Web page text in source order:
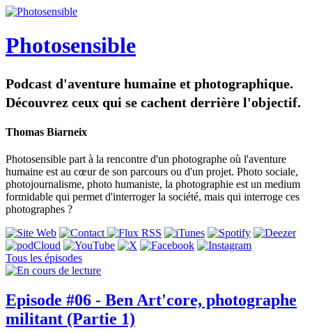
Photosensible
Podcast d'aventure humaine et photographique.
Découvrez ceux qui se cachent derrière l'objectif.
Thomas Biarneix
Photosensible part à la rencontre d'un photographe où l'aventure
humaine est au cœur de son parcours ou d'un projet. Photo sociale,
photojournalisme, photo humaniste, la photographie est un medium
formidable qui permet d'interroger la société, mais qui interroge ces
photographes ?
Tous les épisodes
Episode #06 - Ben Art'core, photographe
militant (Partie 1)